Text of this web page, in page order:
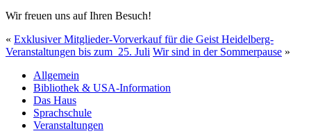
Wir freuen uns auf Ihren Besuch!
« Exklusiver Mitglieder-Vorverkauf für die Geist Heidelberg-
Veranstaltungen bis zum 25. Juli Wir sind in der Sommerpause »
Allgemein
Bibliothek & USA-Information
Das Haus
Sprachschule
Veranstaltungen